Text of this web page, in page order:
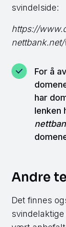
svindelside:
https://
For å
har
lenken
Andre
Det finnes